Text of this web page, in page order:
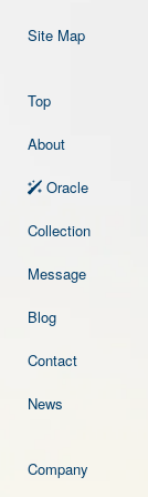
Site Map
Top
About
Oracle
Collection
Message
Blog
Contact
News
Company